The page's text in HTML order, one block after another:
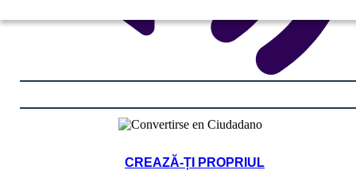
CREAZĂ-ȚI PROPRIUL